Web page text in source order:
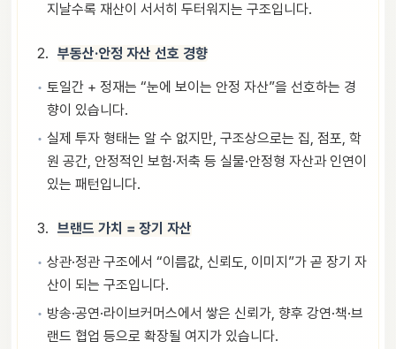
지날수록 재산이 서서히 두터워지는 구조입니다.
부동산·안정 자산 선호 경향
토일간 + 정재는 “눈에 보이는 안정 자산”을 선호하는 경
향이 있습니다.
실제 투자 형태는 알 수 없지만, 구조상으로는 집, 점포, 학
원 공간, 안정적인 보험·저축 등 실물·안정형 자산과 인연이
있는 패턴입니다.
브랜드 가치 = 장기 자산
상관·정관 구조에서 “이름값, 신뢰도, 이미지”가 곧 장기 자
산이 되는 구조입니다.
방송·공연·라이브커머스에서 쌓은 신뢰가, 향후 강연·책·브
랜드 협업 등으로 확장될 여지가 있습니다.